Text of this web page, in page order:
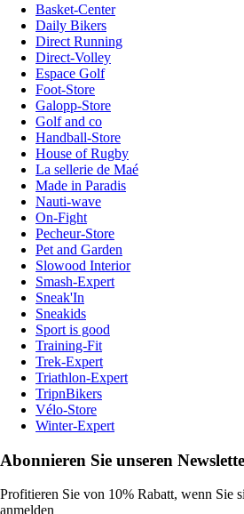
Basket-Center
Daily Bikers
Direct Running
Direct-Volley
Espace Golf
Foot-Store
Galopp-Store
Golf and co
Handball-Store
House of Rugby
La sellerie de Maé
Made in Paradis
Nauti-wave
On-Fight
Pecheur-Store
Pet and Garden
Slowood Interior
Smash-Expert
Sneak'In
Sneakids
Sport is good
Training-Fit
Trek-Expert
Triathlon-Expert
TripnBikers
Vélo-Store
Winter-Expert
Abonnieren Sie unseren
Profitieren Sie von 10% Rabatt, wenn Sie
anmelden